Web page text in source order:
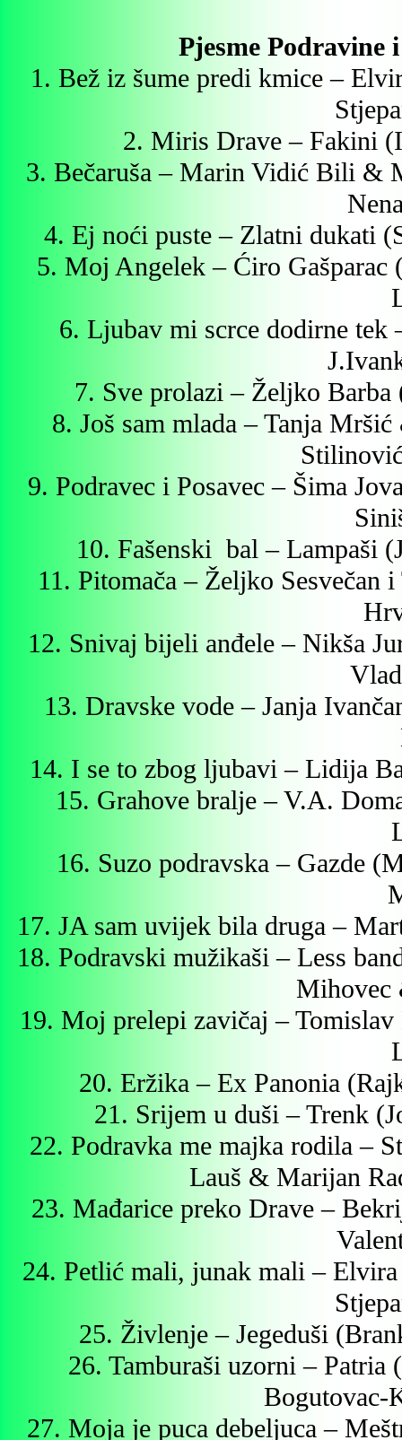
Pjesme Podravine
1. Bež iz šume predi kmice –
2. Miris Drave – Fakini
3. Bečaruša – Marin Vidić Bili &
4. Ej noći puste – Zlatni dukati
5. Moj Angelek – Ćiro
6. Ljubav mi scrce dodirne
7. Sve prolazi – Željko
8. Još sam mlada – Tanja
9. Podravec i Posavec – Šima
10. Fašenski bal – Lampaši
11. Pitomača – Željko
12. Snivaj bijeli anđele – Nikša
13. Dravske vode – Janja
14. I se to zbog ljubavi – Lidija
15. Grahove bralje – V.A.
16. Suzo podravska – Gazde
17. JA sam uvijek bila druga –
18. Podravski mužikaši – Less
Mihovec
19. Moj prelepi zavičaj –
20. Eržika – Ex Panonia
21. Srijem u duši – Trenk
22. Podravka me majka rodila –
Lauš & Marijan
23. Mađarice preko Drave –
24. Petlić mali, junak mali –
25. Živlenje – Jegeduši
26. Tamburaši uzorni –
Bogutovac-
27. Moja je puca debeljuca –